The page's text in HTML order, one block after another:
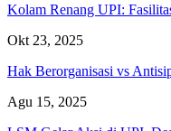
Kolam Renang UPI:
Okt 23, 2025
Hak Berorganisasi vs
Agu 15, 2025